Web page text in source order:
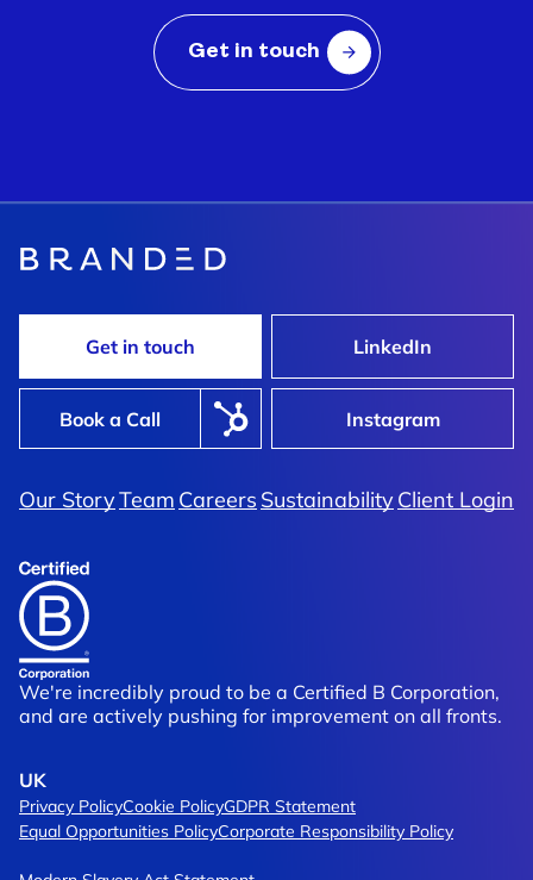
Get in touch
Get in touch LinkedIn
Book a Call Instagram
Our StoryTeam Careers SustainabilityClient Login
We're incredibly proud to be a Certified B Corporation,
and are actively pushing for improvement on all fronts.
UK
Privacy PolicyCookie PolicyGDPR Statement
Equal Opportunities PolicyCorporate Responsibility Policy